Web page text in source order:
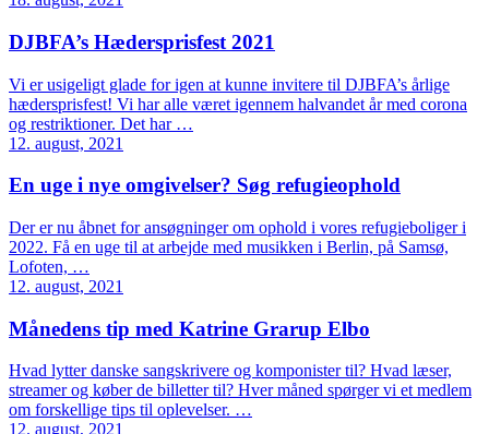
DJBFA’s Hædersprisfest 2021
Vi er usigeligt glade for igen at kunne invitere til DJBFA’s årlige
hædersprisfest! Vi har alle været igennem halvandet år med corona
og restriktioner. Det har …
12. august, 2021
En uge i nye omgivelser? Søg refugieophold
Der er nu åbnet for ansøgninger om ophold i vores refugieboliger i
2022. Få en uge til at arbejde med musikken i Berlin, på Samsø,
Lofoten, …
12. august, 2021
Månedens tip med Katrine Grarup Elbo
Hvad lytter danske sangskrivere og komponister til? Hvad læser,
streamer og køber de billetter til? Hver måned spørger vi et medlem
om forskellige tips til oplevelser. …
12. august, 2021